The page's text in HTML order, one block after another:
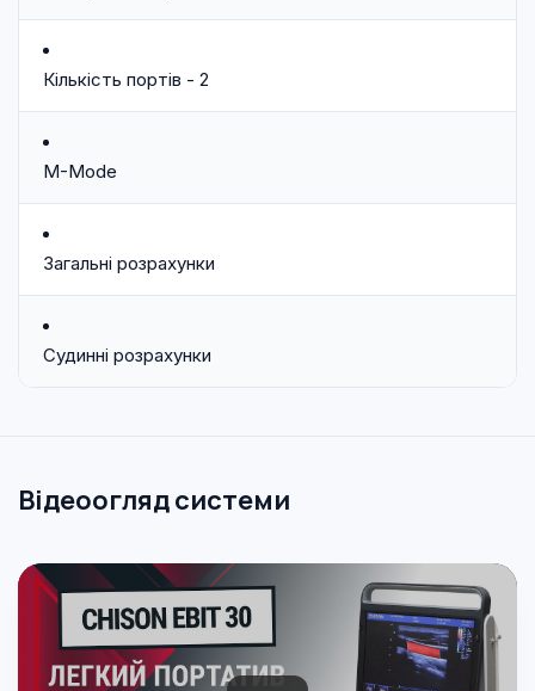
Кількість портів - 2
M-Mode
Загальні розрахунки
Судинні розрахунки
Відеоогляд системи